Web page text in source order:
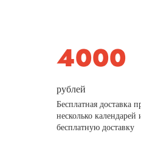
рублей
Бесплатная доставка
несколько
бесплатную доставку